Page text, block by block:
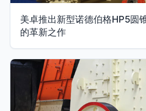
美卓推出新型诺德伯格HP5圆
的革新之作